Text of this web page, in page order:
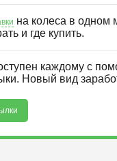
на колеса в одном
и где купить.
каждому с
Новый вид